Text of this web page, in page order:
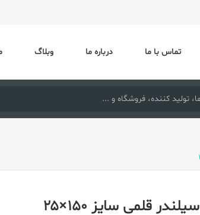
تماس با ما درباره ما وبلاگ
سیلندر قلمی سایز ۱۵۰×۲۵